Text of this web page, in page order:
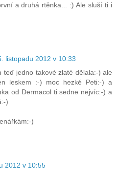
a druhá rtěnka... :) Ale sluší ti i
listopadu 2012 v 10:33
teď jedno takové zlaté dělala:-) ale
leskem :-) moc hezké Peti:-) a
od Dermacol ti sedne nejvíc:-) a
)
)
2012 v 10:55